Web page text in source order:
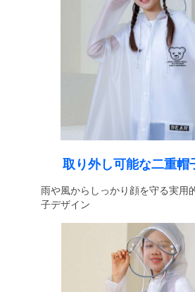
取り外し可能な二重帽
雨や風からしっかり顔を守る実用
子デザイン